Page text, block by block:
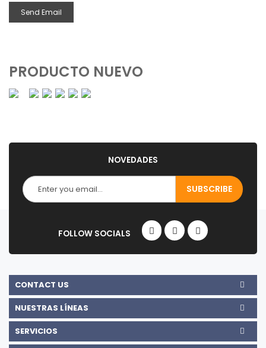
Send Email
PRODUCTO NUEVO
NOVEDADES
CONTACT US
NUESTRAS LÍNEAS
SERVICIOS